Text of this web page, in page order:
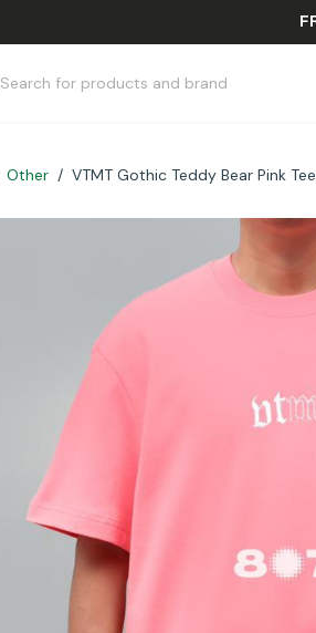
Search for products and brand
Other / VTMT Gothic Teddy Bear Pink Tee